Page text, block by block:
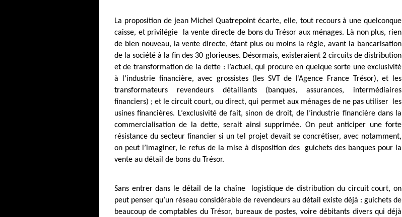
La proposition de jean Michel Quatrepoint écarte, elle, tout recours à une quelconque
caisse, et privilégie
la vente directe de bons du Trésor aux ménages. Là non plus, rien
de bien nouveau, la vente directe, étant plus ou moins la règle, avant la bancarisation
de la société à la fin des 30 glorieuses. Désormais, existeraient 2 circuits de distribution
et de transformation de la dette : l’actuel, qui procure en quelque sorte une exclusivité
à l’industrie financière, avec grossistes (les SVT de l’Agence France Trésor), et les
transformateurs revendeurs détaillants (banques, assurances, intermédiaires
financiers) ; et le circuit court, ou direct, qui permet aux ménages de ne pas utiliser
les
usines financières. L’exclusivité de fait, sinon de droit, de l’industrie financière dans la
commercialisation de la dette, serait ainsi supprimée. On peut anticiper une forte
résistance du secteur financier si un tel projet devait se concrétiser, avec notamment,
on peut l’imaginer, le refus de la mise à disposition des
guichets des banques pour la
vente au détail de bons du Trésor.
Sans entrer dans le détail de la chaîne
logistique de distribution du circuit court, on
peut penser qu’un réseau considérable de revendeurs au détail existe déjà : guichets de
beaucoup de comptables du Trésor, bureaux de postes, voire débitants divers qui déjà